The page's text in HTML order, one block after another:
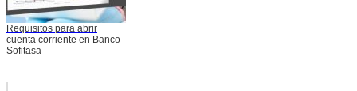
Requisitos para abrir
cuenta corriente en Banco
Sofitasa